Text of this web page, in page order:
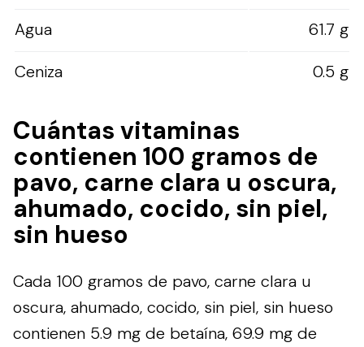
Agua
61.7 g
Ceniza
0.5 g
Cuántas vitaminas
contienen 100 gramos de
pavo, carne clara u oscura,
ahumado, cocido, sin piel,
sin hueso
Cada 100 gramos de pavo, carne clara u
oscura, ahumado, cocido, sin piel, sin hueso
contienen 5.9 mg de betaína, 69.9 mg de